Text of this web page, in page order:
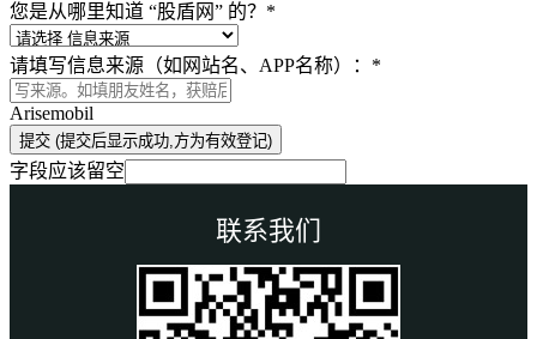
您是从哪里知道 “股盾网” 的？ *
请填写信息来源（如网站名、APP名称）： *
Arisemobil
提交 (提交后显示成功,方为有效登记)
字段应该留空
联系我们